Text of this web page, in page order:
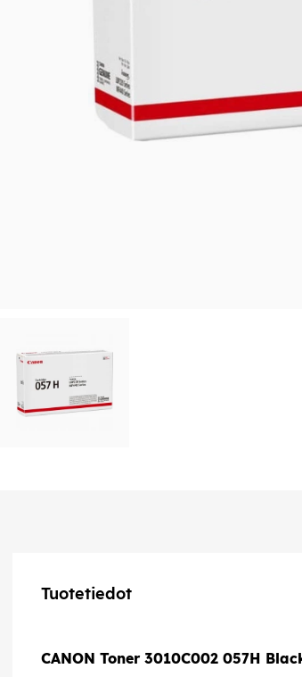
Tuotetiedot
CANON Toner 3010C002 057H